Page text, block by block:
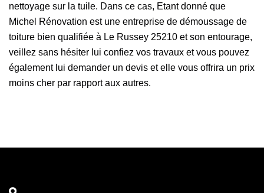
nettoyage sur la tuile. Dans ce cas, Etant donné que
Michel Rénovation est une entreprise de démoussage de
toiture bien qualifiée à Le Russey 25210 et son entourage,
veillez sans hésiter lui confiez vos travaux et vous pouvez
également lui demander un devis et elle vous offrira un prix
moins cher par rapport aux autres.